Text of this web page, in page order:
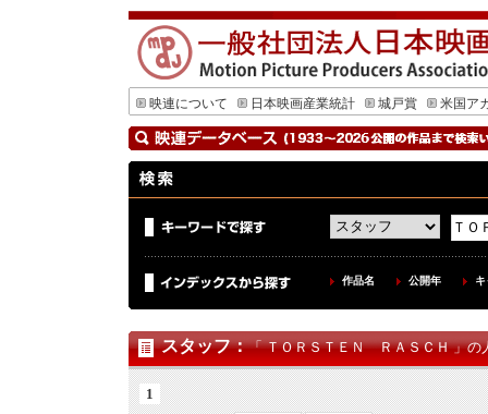
映連について 日本映画産業統計 城戸賞 米国ア
作品名 公開年
スタッフ：「 ＴＯＲＳＴＥＮ ＲＡＳＣＨ 」の
1